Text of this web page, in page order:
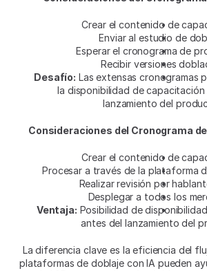
Crear el contenido de
Enviar al estudio de
Esperar el cronograma de
Recibir versiones
Desafío: Las extensas cronogramas
la disponibilidad de capacitación
lanzamiento del
Consideraciones del Cronograma
Crear el contenido de
Procesar a través de la plataforma
Realizar revisión por
Desplegar a todos los
Ventaja: Posibilidad de
antes del lanzamiento del
La diferencia clave es la eficiencia del
plataformas de doblaje con IA pueden